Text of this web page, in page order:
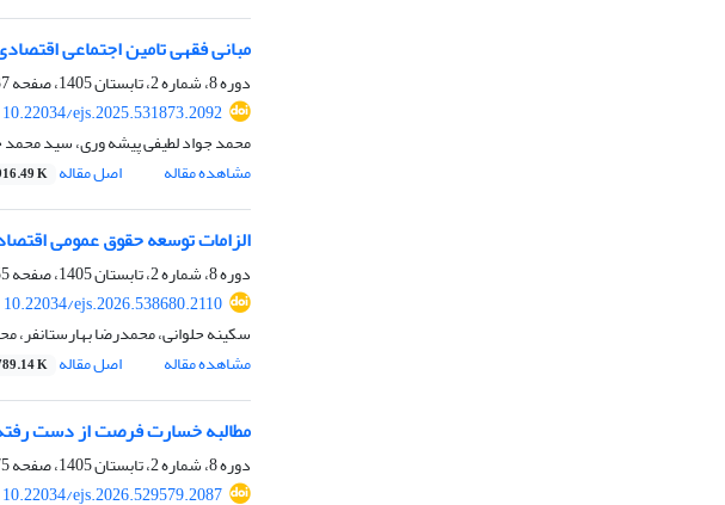
مبانی فقهی تامین اجتماعی
دوره 8، شماره 2، تابستان 1405، صفحه
10.22034/ejs.2025.531873.2092
محمد جواد لطیفی پیشه وری، سید محمد
مشاهده مقاله
اصل مقاله K
الزامات توسعه حقوق عمومی
دوره 8، شماره 2، تابستان 1405، صفحه
10.22034/ejs.2026.538680.2110
سکینه حلوانی، محمدرضا
مشاهده مقاله
اصل مقاله K
مطالبه خسارت فرصت از دست رفته
دوره 8، شماره 2، تابستان 1405، صفحه
10.22034/ejs.2026.529579.2087